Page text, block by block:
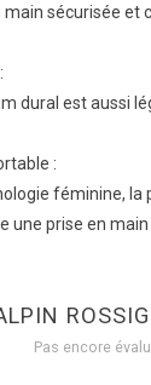
main sécurisée et
dural est aussi
:
féminine, la
une prise en
Pas encore